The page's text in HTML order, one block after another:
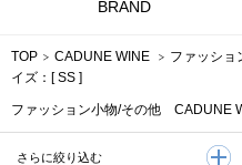
BRAND
TOP CADUNE WINE ファッショ
イズ：[SS ]
ファッション小物/その他 CADUNE
さらに絞り込む